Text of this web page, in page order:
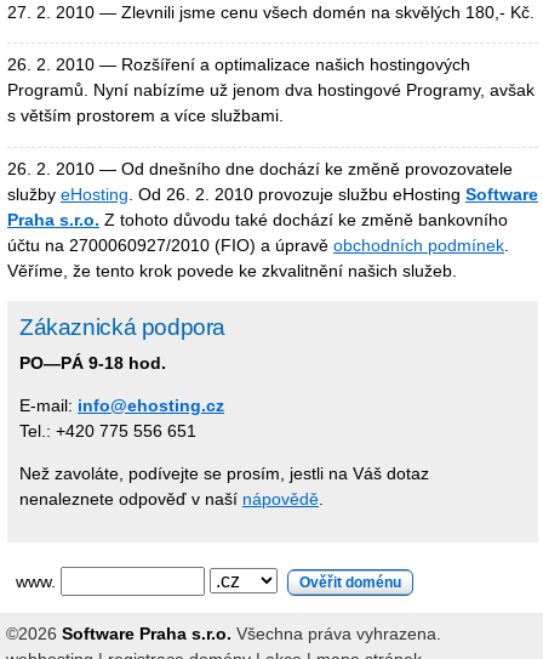
27. 2. 2010 — Zlevnili jsme cenu všech domén na skvělých 180,- Kč.
26. 2. 2010 — Rozšíření a optimalizace našich hostingových
Programů. Nyní nabízíme už jenom dva hostingové Programy, avšak
s větším prostorem a více službami.
26. 2. 2010 — Od dnešního dne dochází ke změně provozovatele
služby eHosting . Od 26. 2. 2010 provozuje službu eHosting Software
Praha s.r.o. Z tohoto důvodu také dochází ke změně bankovního
účtu na 2700060927/2010 (FIO) a úpravě obchodních podmínek
Věříme, že tento krok povede ke zkvalitnění našich služeb.
Zákaznická podpora
PO—PÁ 9-18 hod.
E-mail: info@ehosting.cz
Tel.: +420 775 556 651
Než zavoláte, podívejte se prosím, jestli na Váš dotaz
nenaleznete odpověď v naší nápovědě.
www.
©2026 Software Praha s.r.o. Všechna práva vyhrazena.